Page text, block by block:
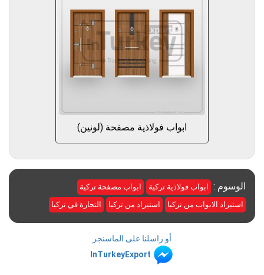
ابواب فولاذية مصفحة (لونين)
الوسوم : ابواب فولاذية تركية
ابواب مصفحة تركية
استيراد الابواب من تركيا
استيراد من تركيا التجارة في تركيا
أو راسلنا على الماسنجر
InTurkeyExport